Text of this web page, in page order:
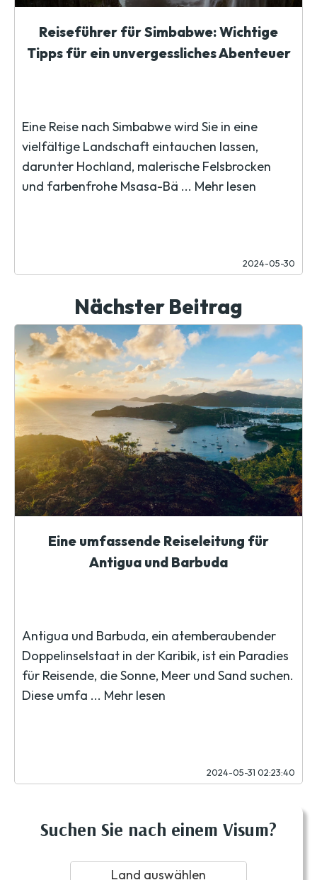
Reiseführer für Simbabwe: Wichtige
Tipps für ein unvergessliches Abenteuer
Eine Reise nach Simbabwe wird Sie in eine
vielfältige Landschaft eintauchen lassen,
darunter Hochland, malerische Felsbrocken
und farbenfrohe Msasa-Bä ... Mehr lesen
2024-05-30
Nächster Beitrag
Eine umfassende Reiseleitung für
Antigua und Barbuda
Antigua und Barbuda, ein atemberaubender
Doppelinselstaat in der Karibik, ist ein Paradies
für Reisende, die Sonne, Meer und Sand suchen.
Diese umfa ... Mehr lesen
2024-05-31 02:23:40
Suchen Sie nach einem Visum?
Land auswählen